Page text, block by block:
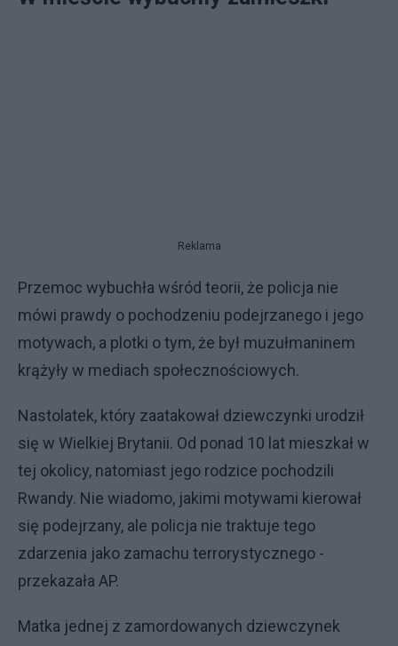
Reklama
Przemoc wybuchła wśród teorii, że policja nie
mówi prawdy o pochodzeniu podejrzanego i jego
motywach, a plotki o tym, że był muzułmaninem
krążyły w mediach społecznościowych.
Nastolatek, który zaatakował dziewczynki urodził
się w Wielkiej Brytanii. Od ponad 10 lat mieszkał w
tej okolicy, natomiast jego rodzice pochodzili
Rwandy. Nie wiadomo, jakimi motywami kierował
się podejrzany, ale policja nie traktuje tego
zdarzenia jako zamachu terrorystycznego -
przekazała AP.
Matka jednej z zamordowanych dziewczynek